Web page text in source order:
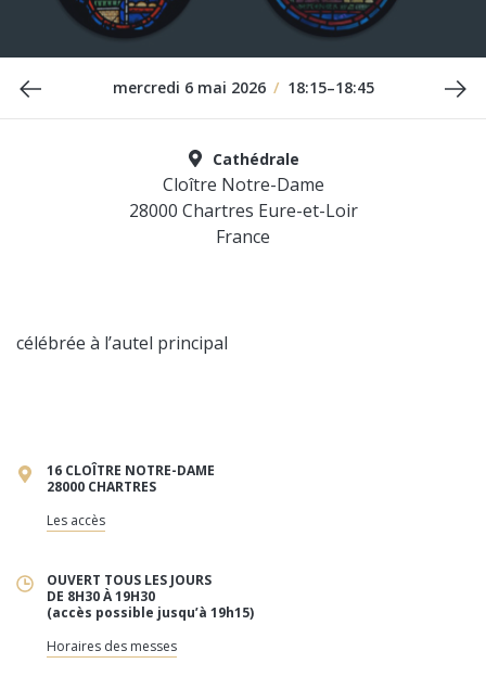
Date précédentemercredi 6 mai 2026 / 18:15–18:45
Cathédrale
Cloître Notre-Dame
28000 Chartres Eure-et-Loir
France
célébrée à l’autel principal
16 CLOÎTRE NOTRE-DAME
28000 CHARTRES
Les accès
OUVERT TOUS LES JOURS
DE 8H30 À 19H30
(accès possible jusqu’à 19h15)
Horaires des messes